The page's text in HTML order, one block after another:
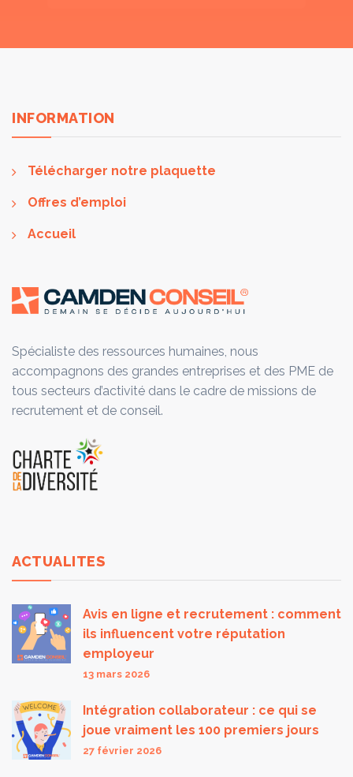
INFORMATION
Télécharger notre plaquette
Offres d’emploi
Accueil
Spécialiste des ressources humaines, nous
accompagnons des grandes entreprises et des PME de
tous secteurs d’activité dans le cadre de missions de
recrutement et de conseil.
ACTUALITES
Avis en ligne et recrutement : comment
ils influencent votre réputation
employeur
13 mars 2026
Intégration collaborateur : ce qui se
joue vraiment les 100 premiers jours
27 février 2026